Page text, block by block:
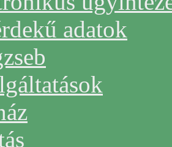
adatok